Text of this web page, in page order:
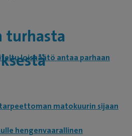
turhasta
loishäätö antaa parhaan
matokuurin sijaan
hengenvaarallinen